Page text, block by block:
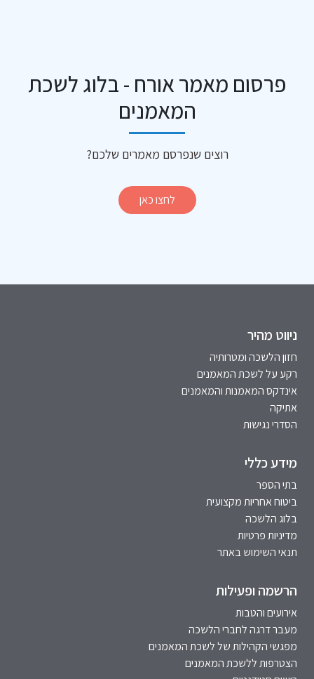
פרסום מאמר אורח - בלוג לשכת
המאמנים
רוצים שנפרסם מאמרים שלכם?
לחצו כאן
ניווט מהיר
חזון הלשכה ומטרותיה
רקע על לשכת המאמנים
אינדקס המאמנות והמאמנים
אתיקה
הסדרי נגישות
מידע כללי
בתי הספר
ביטוח אחריות מקצועית
בלוג הלשכה
מדיניות פרטיות
תנאי השימוש באתר
הרשמה ופעילות
אירועים והטבות
מעבר דרגה לחברי הלשכה
מפגשי הקהילות של לשכת המאמנים
הצטרפות ללשכת המאמנים